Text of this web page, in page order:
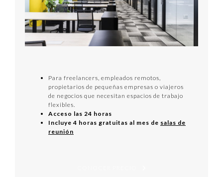
Para freelancers, empleados remotos,
propietarios de pequeñas empresas o viajeros
de negocios que necesitan espacios de trabajo
flexibles.
Acceso las 24 horas
Incluye 4 horas gratuitas al mes de salas de
reunión